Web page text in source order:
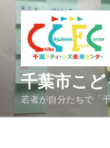
千葉市こ
若者が自分たちで「